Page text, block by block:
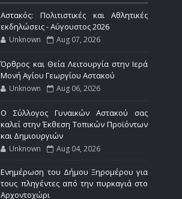
Αστακός: Πολιτιστικές και Αθλητικές
εκδηλώσεις - Αύγουστος 2026
Unknown Aug 07, 2026
Όρθρος και Θεία Λειτουργία στην Ιερά
Μονή Αγίου Γεωργίου Αστακού
Unknown Aug 06, 2026
Ο Σύλλογος Γυναικών Αστακού σας
καλεί στην Έκθεση Τοπικών Προϊόντων
και Δημιουργιών
Unknown Aug 04, 2026
Ενημέρωση του Δήμου Ξηρομέρου για
τους πληγέντες από την πυρκαγιά στο
Αρχοντοχώρι